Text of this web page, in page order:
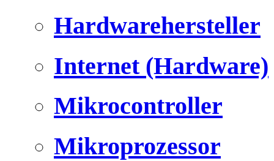
Hardwarehersteller
Internet (Hardware)
Mikrocontroller
Mikroprozessor